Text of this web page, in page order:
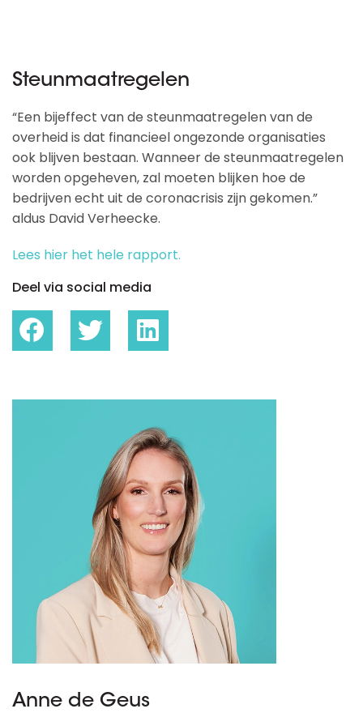
Steunmaatregelen
“Een bijeffect van de steunmaatregelen van de
overheid is dat financieel ongezonde organisaties
ook blijven bestaan. Wanneer de steunmaatregelen
worden opgeheven, zal moeten blijken hoe de
bedrijven echt uit de coronacrisis zijn gekomen.”
aldus David Verheecke.
Lees hier het hele rapport.
Deel via social media
Anne de Geus